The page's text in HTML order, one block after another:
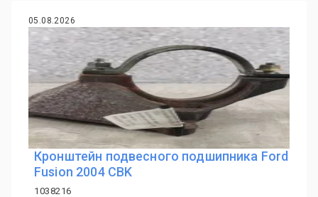
05.08.2026
Кронштейн подвесного подшипника Ford
Fusion 2004 CBK
1038216